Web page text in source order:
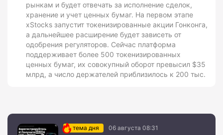
рынкам и будет отвечать за исполнение сделок,
хранение и учет ценных бумаг. На первом этапе
xStocks запустит токенизированные акции Гонконга,
а дальнейшее расширение будет зависеть от
одобрения регуляторов. Сейчас платформа
поддерживает более 500 токенизированных
ценных бумаг, их совокупный оборот превысил $35
млрд, а число держателей приблизилось к 200 тыс.
тема дня 06 августа 08:31